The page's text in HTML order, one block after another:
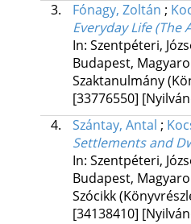
3.
Fónagy, Zoltán ;
Everyday Life (The
In: Szentpéteri,
Budapest,
Szaktanulmány
[33776550]
4.
Szántay, Antal ;
Settlements and
In: Szentpéteri,
Budapest,
Szócikk
[34138410]